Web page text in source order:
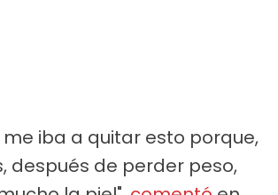
me iba a quitar esto porque,
después de perder peso,